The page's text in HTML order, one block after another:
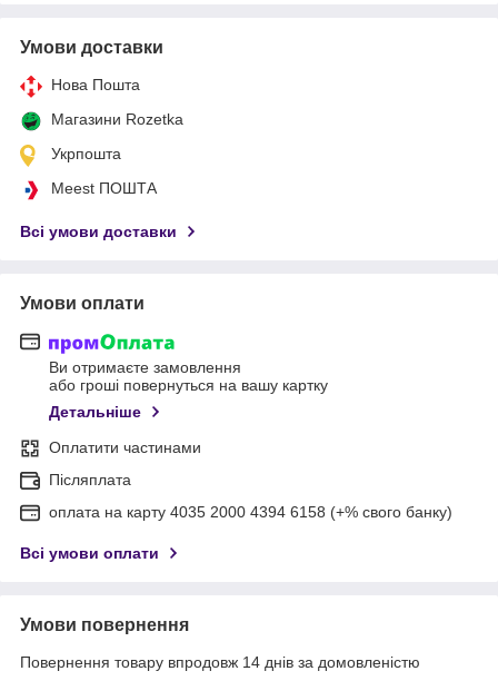
Умови доставки
Нова Пошта
Магазини Rozetka
Укрпошта
Meest ПОШТА
Всі умови доставки
Умови оплати
Ви отримаєте замовлення
або гроші повернуться на вашу картку
Детальніше
Оплатити частинами
Післяплата
оплата на карту 4035 2000 4394 6158 (+% свого банку)
Всі умови оплати
Умови повернення
Повернення товару впродовж 14 днів за домовленістю